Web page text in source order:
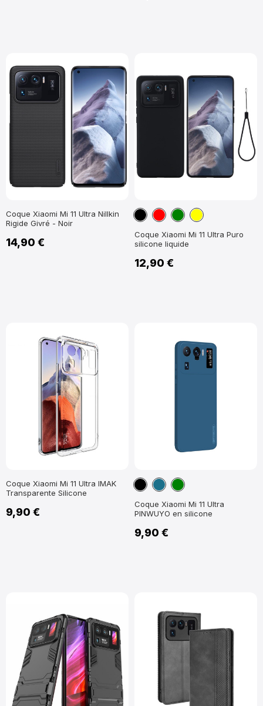
Coque Xiaomi Mi 11 Ultra Nillkin
Rigide Givré - Noir
14,90 €
NoirRouge
VertJaune
Coque Xiaomi Mi 11 Ultra Puro
silicone liquide
12,90 €
Coque Xiaomi Mi 11 Ultra IMAK
Transparente Silicone
9,90 €
NoirBleuVert
Coque Xiaomi Mi 11 Ultra
PINWUYO en silicone
9,90 €